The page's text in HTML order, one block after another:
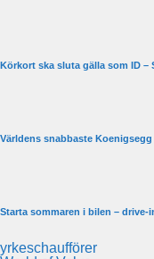
Körkort ska sluta gälla som ID
Världens snabbaste
Starta sommaren i bilen – drive-
yrkeschaufförer